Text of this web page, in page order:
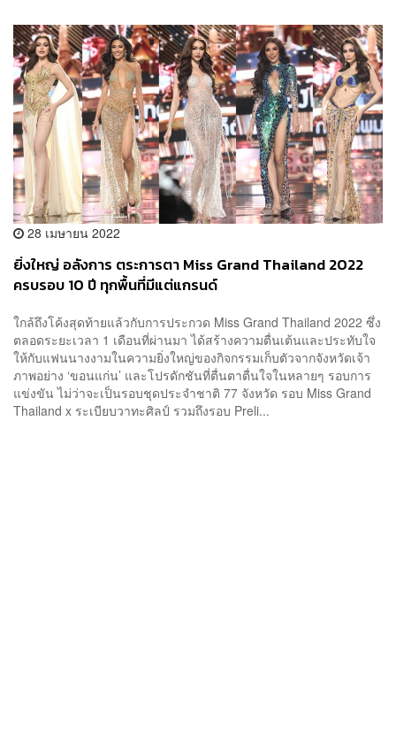
28 เมษายน 2022
ยิ่งใหญ่ อลังการ ตระการตา Miss Grand Thailand 2022
ครบรอบ 10 ปี ทุกพื้นที่มีแต่แกรนด์
ใกล้ถึงโค้งสุดท้ายแล้วกับการประกวด Miss Grand Thailand 2022 ซึ่ง
ตลอดระยะเวลา 1 เดือนที่ผ่านมา ได้สร้างความตื่นเต้นและประทับใจ
ให้กับแฟนนางงามในความยิ่งใหญ่ของกิจกรรมเก็บตัวจากจังหวัดเจ้า
ภาพอย่าง ‘ขอนแก่น’ และโปรดักชันที่ตื่นตาตื่นใจในหลายๆ รอบการ
แข่งขัน ไม่ว่าจะเป็นรอบชุดประจำชาติ 77 จังหวัด รอบ Miss Grand
Thailand x ระเบียบวาทะศิลป์ รวมถึงรอบ Preli...